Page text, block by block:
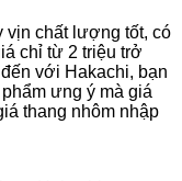
vịn chất lượng tốt, có
chỉ từ 2 triệu trở
với Hakachi, bạn
ưng ý mà giá
thang nhôm nhập